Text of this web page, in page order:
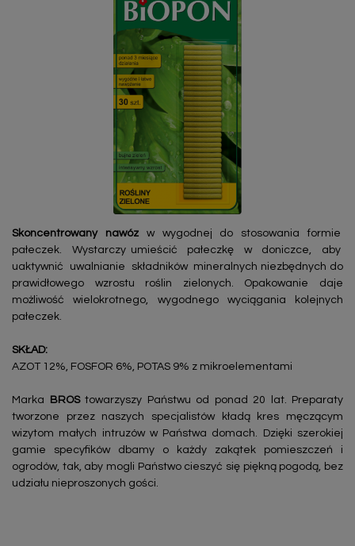
Skoncentrowany nawózw wygodnej do stosowania formie
pałeczek. Wystarczy umieścić pałeczkę w doniczce, aby
uaktywnić uwalnianie składników mineralnych niezbędnych do
prawidłowego wzrostu roślin zielonych. Opakowanie daje
możliwość wielokrotnego, wygodnego wyciągania kolejnych
pałeczek.
SKŁAD:
AZOT 12%, FOSFOR 6%, POTAS 9% z mikroelementami
Marka BROStowarzyszy Państwu od ponad 20 lat. Preparaty
tworzone przez naszych specjalistów kładą kres męczącym
wizytom małych intruzów w Państwa domach. Dzięki szerokiej
gamie specyfików dbamy o każdy zakątek pomieszczeń i
ogrodów, tak, aby mogli Państwo cieszyć się piękną pogodą, bez
udziału nieproszonych gości.